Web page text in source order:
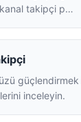
kanal takipçi p…
inceleyin.